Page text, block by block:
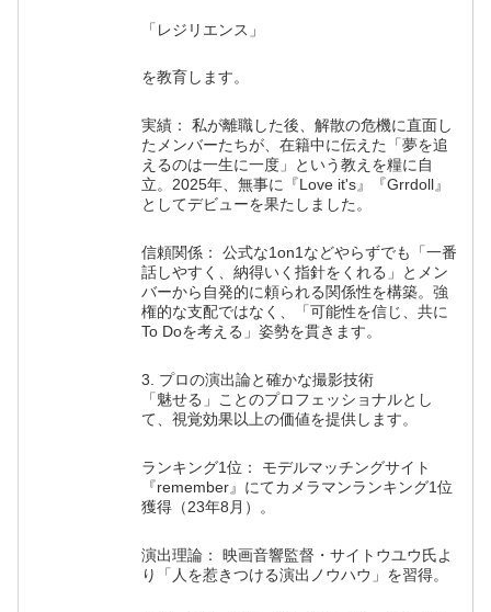
「レジリエンス」
を教育します。
実績： 私が離職した後、解散の危機に直面し
たメンバーたちが、在籍中に伝えた「夢を追
えるのは一生に一度」という教えを糧に自
立。2025年、無事に『Love it's』『Grrdoll』
としてデビューを果たしました。
信頼関係： 公式な1on1などやらずでも「一番
話しやすく、納得いく指針をくれる」とメン
バーから自発的に頼られる関係性を構築。強
権的な支配ではなく、「可能性を信じ、共に
To Doを考える」姿勢を貫きます。
3. プロの演出論と確かな撮影技術
「魅せる」ことのプロフェッショナルとし
て、視覚効果以上の価値を提供します。
ランキング1位： モデルマッチングサイト
『remember』にてカメラマンランキング1位
獲得（23年8月）。
演出理論： 映画音響監督・サイトウユウ氏よ
り「人を惹きつける演出ノウハウ」を習得。